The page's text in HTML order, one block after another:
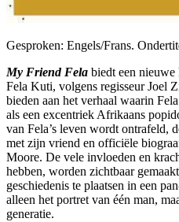
Gesproken: Engels/Frans.
My Friend Fela biedt een
Fela Kuti, volgens regisseur Joel
bieden aan het verhaal waarin
als een excentriek Afrikaans
van Fela’s leven wordt ontrafeld,
met zijn vriend en officiële
Moore. De vele invloeden en
hebben, worden zichtbaar
geschiedenis te plaatsen in een
alleen het portret van één man,
generatie.